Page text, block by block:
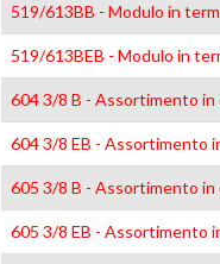
519/613BB - Modulo in
519/613BEB - Modulo in
604 3/8 B - Assortimento in
604 3/8 EB - Assortimento
605 3/8 B - Assortimento in
605 3/8 EB - Assortimento